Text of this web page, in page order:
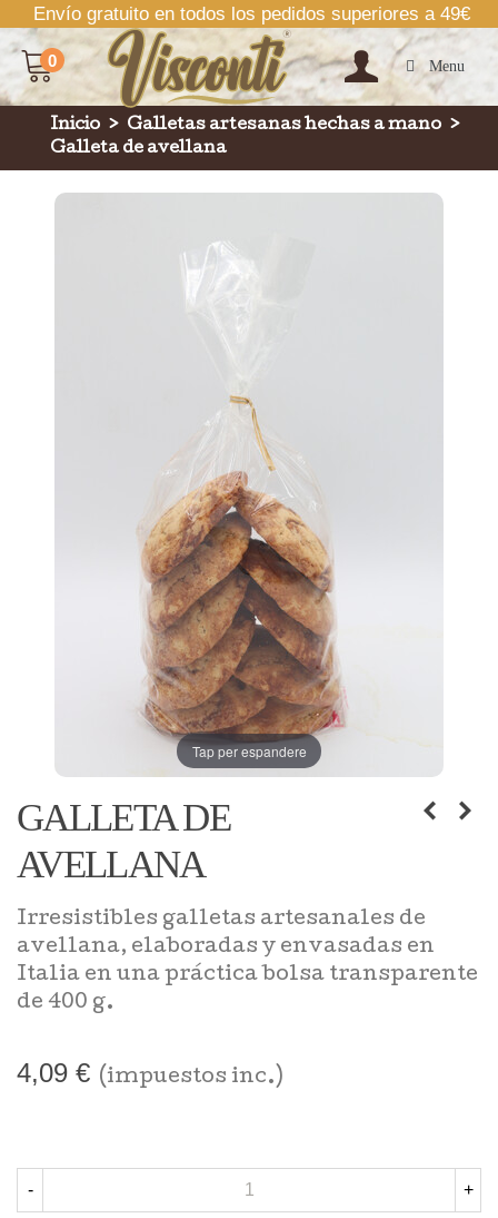
Envío gratuito en todos los pedidos superiores a 49€
0 Menu
Inicio > Galletas artesanas hechas a mano >
Galleta de avellana
Tap per espandere
GALLETA DE
AVELLANA
Irresistibles galletas artesanales de
avellana, elaboradas y envasadas en
Italia en una práctica bolsa transparente
de 400 g.
4,09 € (impuestos inc.)
- +